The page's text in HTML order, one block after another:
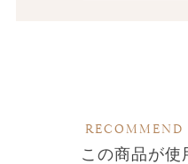
RECOMMEND
この商品が使